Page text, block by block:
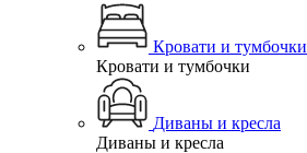
Кровати и тумбочки
Кровати и тумбочки
Диваны и кресла
Диваны и кресла